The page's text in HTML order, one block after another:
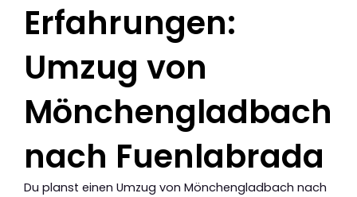
Erfahrungen:
Umzug von
Mönchengladbach
nach Fuenlabrada
Du planst einen Umzug von Mönchengladbach nach